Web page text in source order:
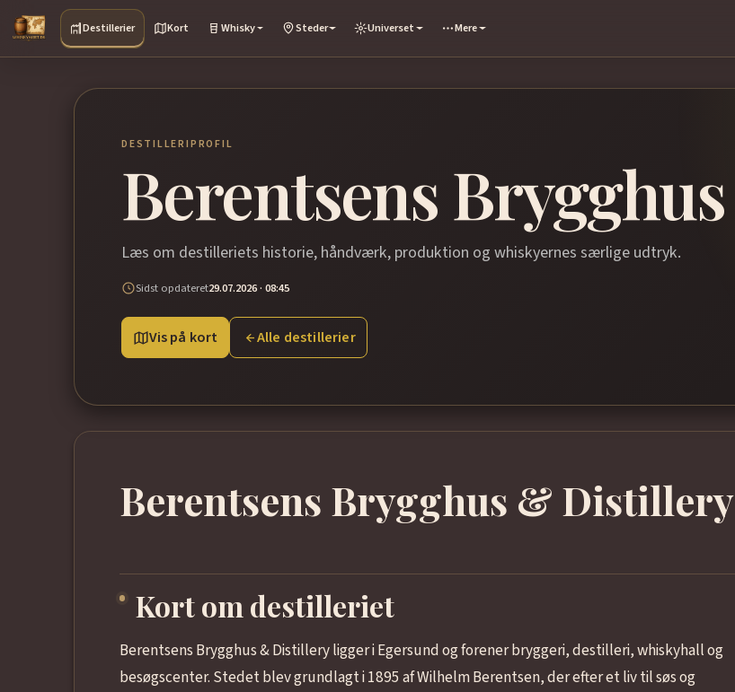
Destillerier Kort Whisky Steder Universet Mere
DESTILLERIPROFIL
Berentsens Brygghus
Læs om destilleriets historie, håndværk, produktion og whiskyernes særlige udtryk.
Sidst opdateret29.07.2026 · 08:45
Vis på kort Alle destillerier
Berentsens Brygghus & Distillery
Kort om destilleriet
Berentsens Brygghus & Distillery ligger i Egersund og forener bryggeri, destilleri, whiskyhall og
besøgscenter. Stedet blev grundlagt i 1895 af Wilhelm Berentsen, der efter et liv til søs og